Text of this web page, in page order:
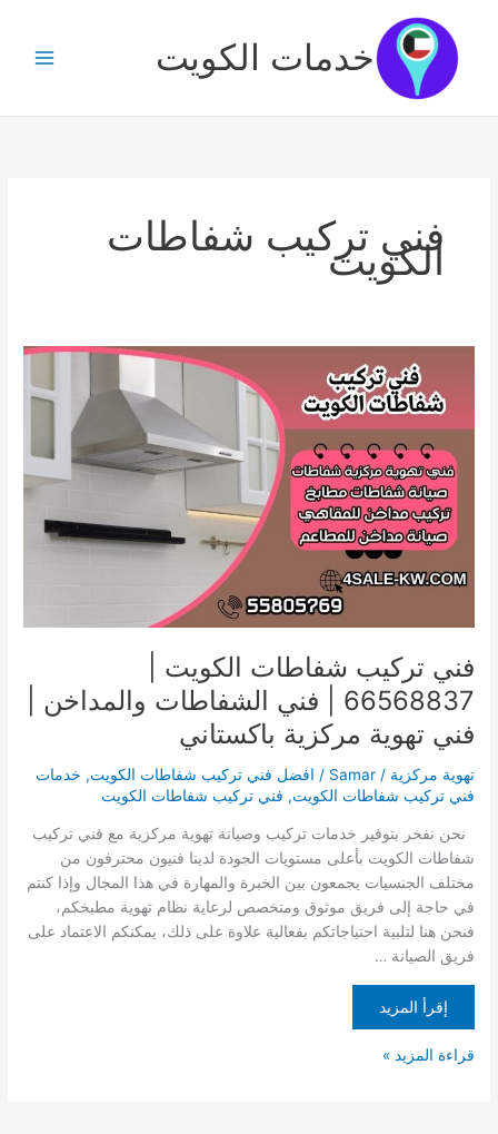
المحتوى
خدمات الكويت
فني تركيب شفاطات
الكويت
فني تركيب شفاطات الكويت |
66568837 | فني الشفاطات والمداخن |
فني تهوية مركزية باكستاني
تهوية مركزية /
Samar
/ افضل فني تركيب شفاطات الكويت, خدمات
فني تركيب شفاطات الكويت, فني تركيب شفاطات الكويت
نحن نفخر بتوفير خدمات تركيب وصيانة تهوية مركزية مع فني تركيب
شفاطات الكويت بأعلى مستويات الجودة لدينا فنيون محترفون من
مختلف الجنسيات يجمعون بين الخبرة والمهارة في هذا المجال وإذا كنتم
في حاجة إلى فريق موثوق ومتخصص لرعاية نظام تهوية مطبخكم،
فنحن هنا لتلبية احتياجاتكم بفعالية علاوة على ذلك، يمكنكم الاعتماد على
فريق الصيانة …
إقرأ المزيد
شفاطات
الكويت
66568837
الشفاطات
والمداخن
فني
مركزية
باكستاني
قراءة المزيد »